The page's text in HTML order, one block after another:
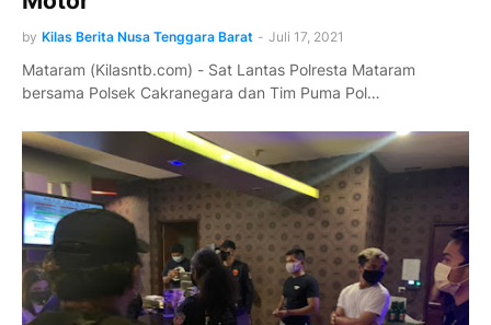
by Kilas Berita Nusa Tenggara Barat - Juli 17, 2021
Mataram (Kilasntb.com) - Sat Lantas Polresta Mataram
bersama Polsek Cakranegara dan Tim Puma Pol…